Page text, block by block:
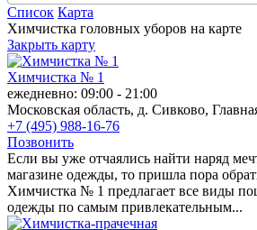
Список Карта
Химчистка головных уборов на карте
Закрыть карту
Химчистка № 1
ежедневно: 09:00 - 21:00
Московская область, д. Сивково,
+7 (495) 988-16-76
Позвонить
Если вы уже отчаялись найти наряд
магазине одежды, то пришла пора
Химчистка № 1 предлагает все виды
одежды по самым привлекательным...